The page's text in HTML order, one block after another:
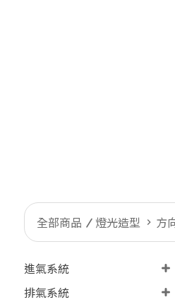
全部商品 燈光造型 方
進氣系統
排氣系統